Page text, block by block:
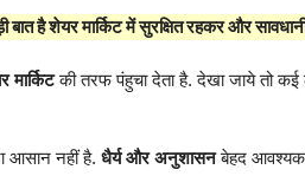
बात है शेयर मार्किट में सुरक्षित रहकर और
मार्किटकी तरफ पंहुचा देता है. देखा जाये तो कई
आसान नहीं है. धैर्य और अनुशासनबेहद